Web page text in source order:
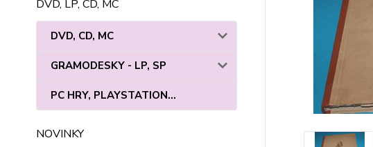
DVD, LP, CD, MC
DVD, CD, MC
GRAMODESKY - LP, SP
PC HRY, PLAYSTATION...
NOVINKY